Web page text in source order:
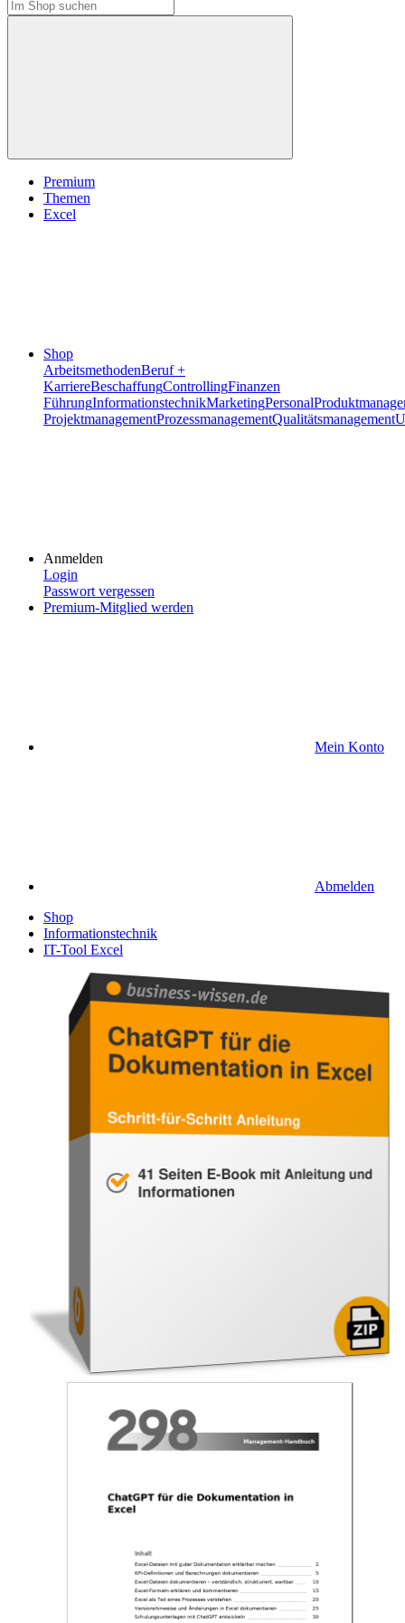
Premium
Themen
Excel
Shop
ArbeitsmethodenBeruf +
KarriereBeschaffungControllingFinanzen
FührungInformationstechnikMarketingPersonal
ProjektmanagementProzessmanagementQualitätsmanagement
Anmelden
Login
Passwort vergessen
Premium-Mitglied werden
Mein Konto
Abmelden
Shop
Informationstechnik
IT-Tool Excel